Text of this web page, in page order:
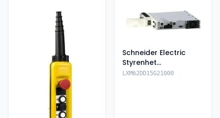
Schneider Electric
Styrenhet
LXM62DD15G21000
LXM62DD15G21000